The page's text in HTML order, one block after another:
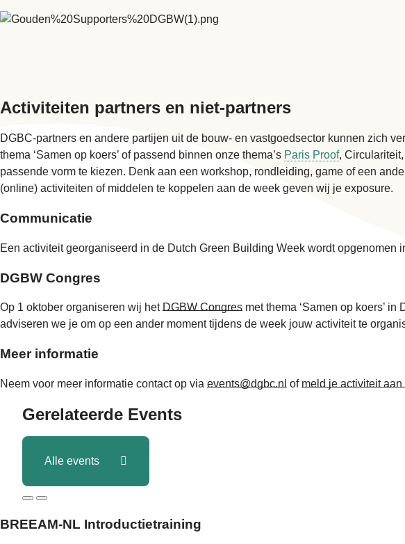
Activiteiten partners en niet-partners
DGBC-partners en andere partijen uit de bouw- en vastgoedsector kunnen zich
thema ‘Samen op koers’ of passend binnen onze thema’s Paris Proof, Circulariteit,
passende vorm te kiezen. Denk aan een workshop, rondleiding, game of een
(online) activiteiten of middelen te koppelen aan de week geven wij je exposure.
Communicatie
Een activiteit georganiseerd in de Dutch Green Building Week wordt
DGBW Congres
Op 1 oktober organiseren wij het DGBW Congres met thema ‘Samen op koers’
adviseren we je om op een ander moment tijdens de week jouw activiteit te
Meer informatie
Neem voor meer informatie contact op via events@dgbc.nl of meld je activiteit
Gerelateerde Events
Alle events
BREEAM-NL Introductietraining